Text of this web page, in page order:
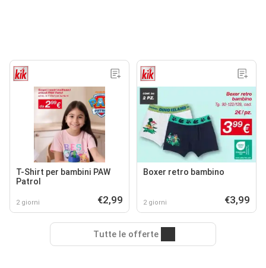
T-Shirt per bambini PAW
Patrol
2 giorni €2,99
Boxer retro bambino
2 giorni €3,99
Tutte le offerte